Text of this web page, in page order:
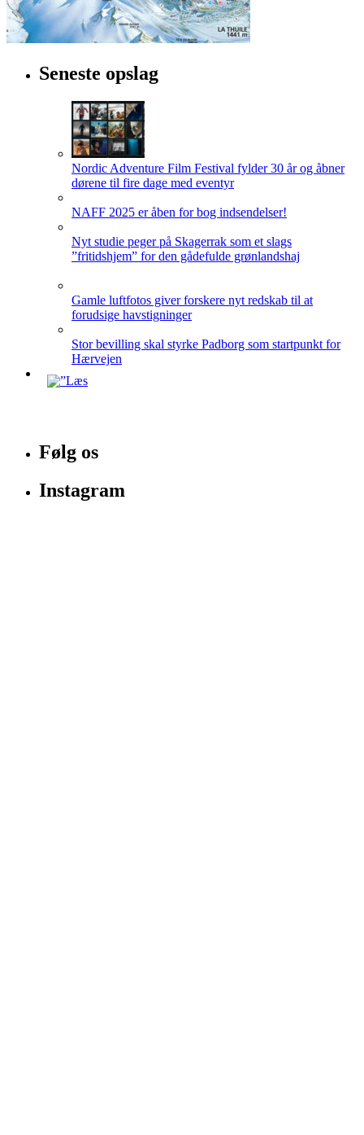
Seneste opslag
Nordic Adventure Film Festival fylder 30 år og åbner
dørene til fire dage med eventyr
NAFF 2025 er åben for bog indsendelser!
Nyt studie peger på Skagerrak som et slags
”fritidshjem” for den gådefulde grønlandshaj
Gamle luftfotos giver forskere nyt redskab til at
forudsige havstigninger
Stor bevilling skal styrke Padborg som startpunkt for
Hærvejen
Følg os
Instagram